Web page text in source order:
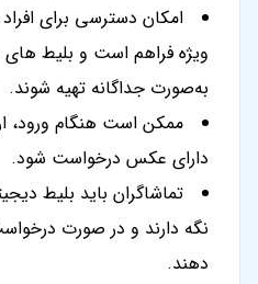
امکان دسترسی برای
ویژه فراهم است و بلیط
به‌صورت جداگانه تهیه شوند.
ممکن است هنگام ورود،
دارای عکس درخواست شود.
تماشاگران باید بلیط
نگه دارند و در صورت
دهند.